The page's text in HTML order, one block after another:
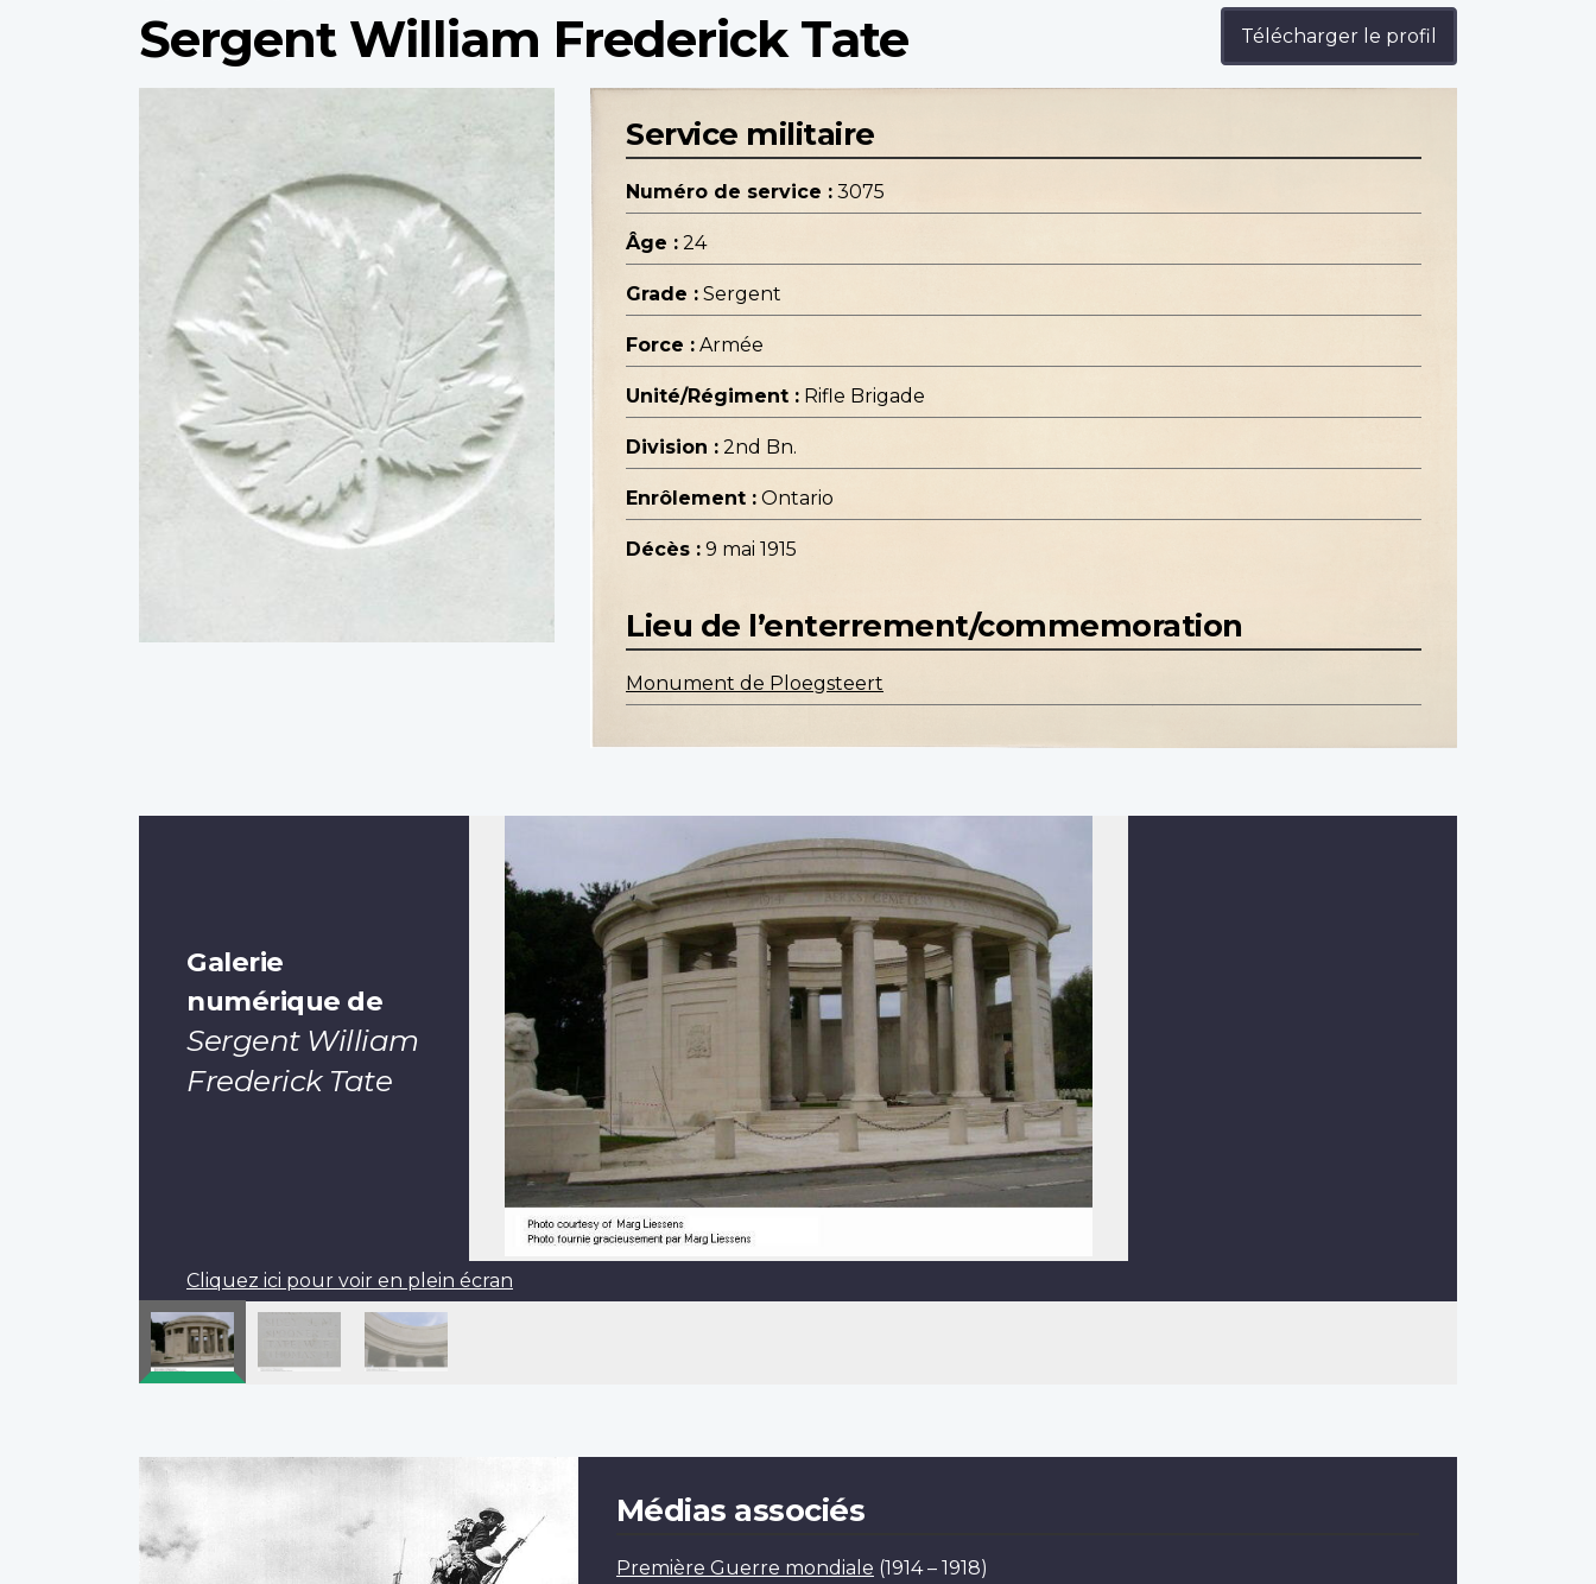
Sergent William Frederick Tate Télécharger le profil
Service militaire
Numéro de service : 3075
Âge : 24
Grade : Sergent
Force : Armée
Unité/Régiment : Rifle Brigade
Division : 2nd Bn.
Enrôlement : Ontario
Décès : 9 mai 1915
Lieu de l’enterrement/commemoration
Monument de Ploegsteert
Galerie
numérique de
Sergent William
Frederick Tate
Cliquez ici pour voir en plein écran
Médias associés
Première Guerre mondiale (1914 – 1918)